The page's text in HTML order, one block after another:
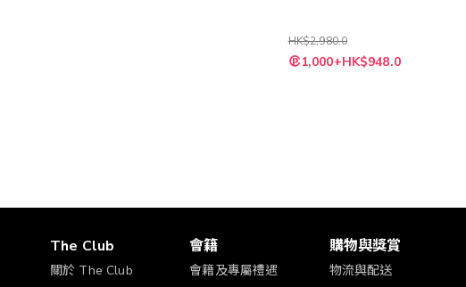
HK$2,980.0
特
殊 1,000+HK$948.0
The Club
關於 The Club
會籍
會籍及專屬禮遇
購物與獎賞
物流與配送